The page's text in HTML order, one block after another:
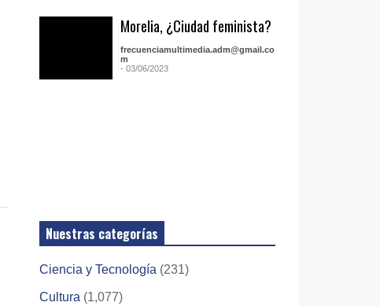
Morelia, ¿Ciudad feminista?
frecuenciamultimedia.adm@gmail.co
m
- 03/06/2023
Nuestras categorías
Ciencia y Tecnología (231)
Cultura (1,077)